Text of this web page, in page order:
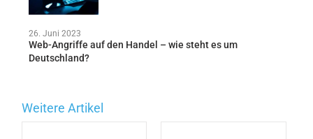
26. Juni 2023
Web-Angriffe auf den Handel – wie steht es um
Deutschland?
Weitere Artikel